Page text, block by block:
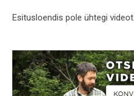
Esitusloendis pole ühtegi videot.